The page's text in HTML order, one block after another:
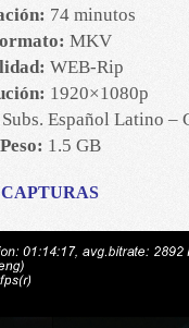
74 minutos
MKV
WEB-Rip
1920×1080p
Español Latino –
Peso: 1.5 GB
CAPTURAS